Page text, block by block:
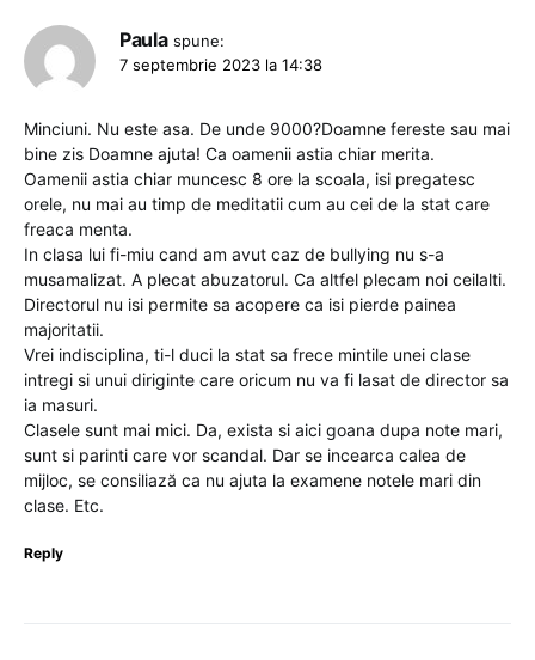
Paula spune:
7 septembrie 2023 la 14:38
Minciuni. Nu este asa. De unde 9000?Doamne fereste sau mai
bine zis Doamne ajuta! Ca oamenii astia chiar merita.
Oamenii astia chiar muncesc 8 ore la scoala, isi pregatesc
orele, nu mai au timp de meditatii cum au cei de la stat care
freaca menta.
In clasa lui fi-miu cand am avut caz de bullying nu s-a
musamalizat. A plecat abuzatorul. Ca altfel plecam noi ceilalti.
Directorul nu isi permite sa acopere ca isi pierde painea
majoritatii.
Vrei indisciplina, ti-l duci la stat sa frece mintile unei clase
intregi si unui diriginte care oricum nu va fi lasat de director sa
ia masuri.
Clasele sunt mai mici. Da, exista si aici goana dupa note mari,
sunt si parinti care vor scandal. Dar se incearca calea de
mijloc, se consiliază ca nu ajuta la examene notele mari din
clase. Etc.
Reply